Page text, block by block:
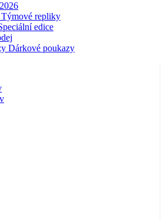
Týmové repliky
edice
Dárkové poukazy